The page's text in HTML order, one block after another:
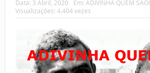
Data: 3 Abril, 2020 Em: ADIVINHA QUEM SÃO!
Visualizações: 4.404 vezes